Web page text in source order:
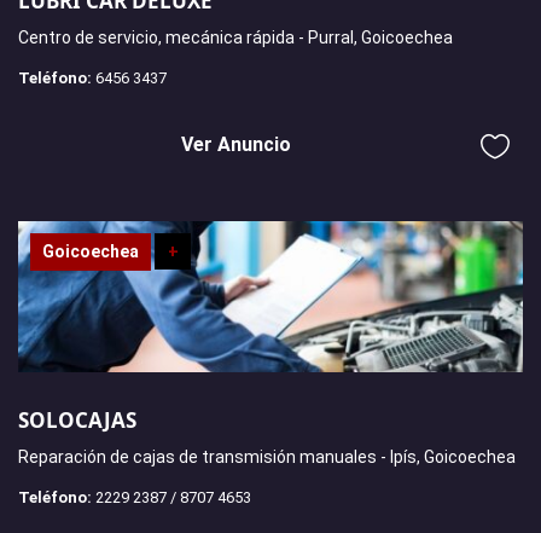
Centro de servicio, mecánica rápida - Purral, Goicoechea
Teléfono: 6456 3437
Ver Anuncio
Goicoechea +
SOLOCAJAS
Reparación de cajas de transmisión manuales - Ipís, Goicoechea
Teléfono: 2229 2387 / 8707 4653